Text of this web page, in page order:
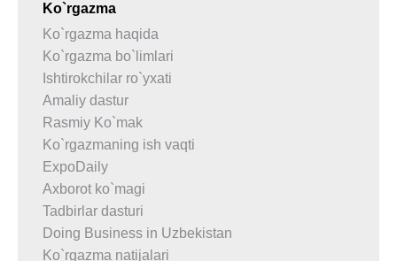
Ko`rgazma
Ko`rgazma haqida
Ko`rgazma bo`limlari
Ishtirokchilar ro`yxati
Amaliy dastur
Rasmiy Ko`mak
Ko`rgazmaning ish vaqti
ExpoDaily
Axborot ko`magi
Tadbirlar dasturi
Doing Business in Uzbekistan
Ko`rgazma natijalari